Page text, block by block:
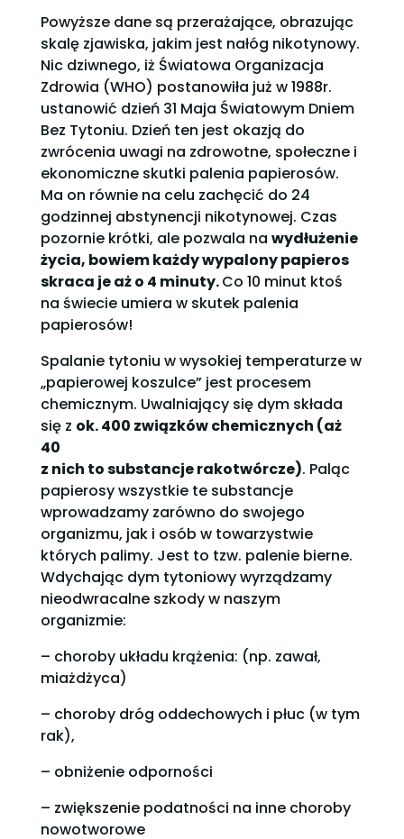
Powyższe dane są przerażające, obrazując
skalę zjawiska, jakim jest nałóg nikotynowy.
Nic dziwnego, iż Światowa Organizacja
Zdrowia (WHO) postanowiła już w 1988r.
ustanowić dzień 31 Maja Światowym Dniem
Bez Tytoniu. Dzień ten jest okazją do
zwrócenia uwagi na zdrowotne, społeczne i
ekonomiczne skutki palenia papierosów.
Ma on równie na celu zachęcić do 24
godzinnej abstynencji nikotynowej. Czas
pozornie krótki, ale pozwala na wydłużenie
życia, bowiem każdy wypalony papieros
skraca je aż o 4 minuty.Co 10 minut ktoś
na świecie umiera w skutek palenia
papierosów!
Spalanie tytoniu w wysokiej temperaturze w
„papierowej koszulce” jest procesem
chemicznym. Uwalniający się dym składa
się z ok. 400 związków chemicznych (aż
40
z nich to substancje rakotwórcze). Paląc
papierosy wszystkie te substancje
wprowadzamy zarówno do swojego
organizmu, jak i osób w towarzystwie
których palimy. Jest to tzw. palenie bierne.
Wdychając dym tytoniowy wyrządzamy
nieodwracalne szkody w naszym
organizmie:
– choroby układu krążenia: (np. zawał,
miażdżyca)
– choroby dróg oddechowych i płuc (w tym
rak),
– obniżenie odporności
– zwiększenie podatności na inne choroby
nowotworowe